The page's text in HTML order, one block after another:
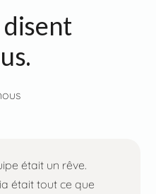
disent
était un rêve.
était tout ce que